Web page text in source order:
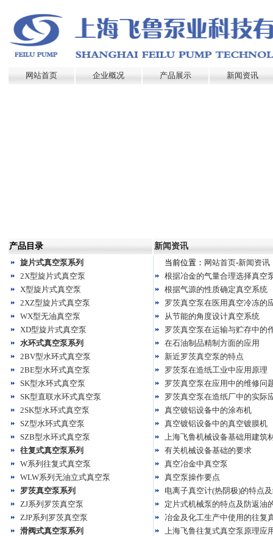
网站首页 企业概况 产品展示 新闻资讯
产品目录
新闻资讯
旋片式真空泵系列
2X型旋片式真空泵
X型旋片式真空泵
2XZ型旋片式真空泵
WX型无油真空泵
XD型旋片式真空泵
水环式真空泵系列
2BV型水环式真空泵
2BE型水环式真空泵
SK型水环式真空泵
SK型直联水环式真空泵
2SK型水环式真空泵
SZ型水环式真空泵
SZB型水环式真空泵
往复式真空泵系列
W系列往复式真空泵
WLW系列无油立式真空泵
罗茨真空泵系列
ZJ系列罗茨真空泵
ZJP系列罗茨真空泵
滑阀式真空泵系列
当前位置： 网站首页-新闻资讯
根据冶金的气量合理选择真空
根据气源的性质确定真空系统
罗茨真空泵在医用真空冷冻的
从节能的角度设计真空系统
罗茨真空泵在运输与贮存中的
在石油制品精制方面的应用
新近罗茨真空泵的特点
罗茨泵在造纸工业中应用原理
罗茨真空泵在应用中的维修问
罗茨真空泵在造纸厂中的实际
真空镀铝设备中的涂布机
真空镀铝设备中的真空镀膜机
上海飞鲁机械设备基础用建筑
有关机械设备基础的要求
真空冶金中真空泵
真空泵操作要点
电离子真空计(热阴极)的特点
定片式机械泵的特点及防返油
冶金及化工生产中使用的往复
上海飞鲁往复式真空泵原理应